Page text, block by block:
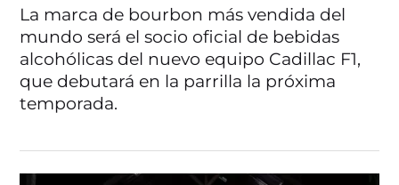
La marca de bourbon más vendida del
mundo será el socio oficial de bebidas
alcohólicas del nuevo equipo Cadillac F1,
que debutará en la parrilla la próxima
temporada.